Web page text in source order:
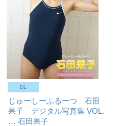
DL
じゅーしーふるーつ 石田
果子 デジタル写真集 VOL.
… 石田果子